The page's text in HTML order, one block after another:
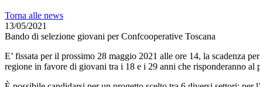
Torna alle news
13/05/2021
Bando di selezione giovani per Confcooperative Toscana
E’ fissata per il prossimo 28 maggio 2021 alle ore 14, la scadenza
regione in favore di giovani tra i 18 e i 29 anni che risponderanno